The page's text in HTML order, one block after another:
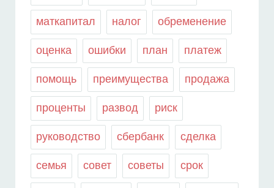
маткапитал налог обременение
оценка ошибки план платеж
помощь преимущества продажа
проценты развод риск
руководство сбербанк сделка
семья совет советы срок